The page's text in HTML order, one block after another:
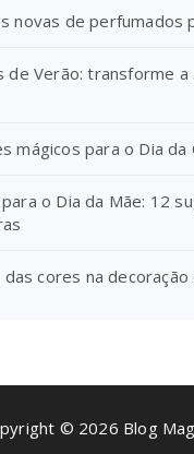
novas de perfumados
de Verão: transforme a
mágicos para o Dia da
o Dia da Mãe: 12
das cores na
© 2026 Blog